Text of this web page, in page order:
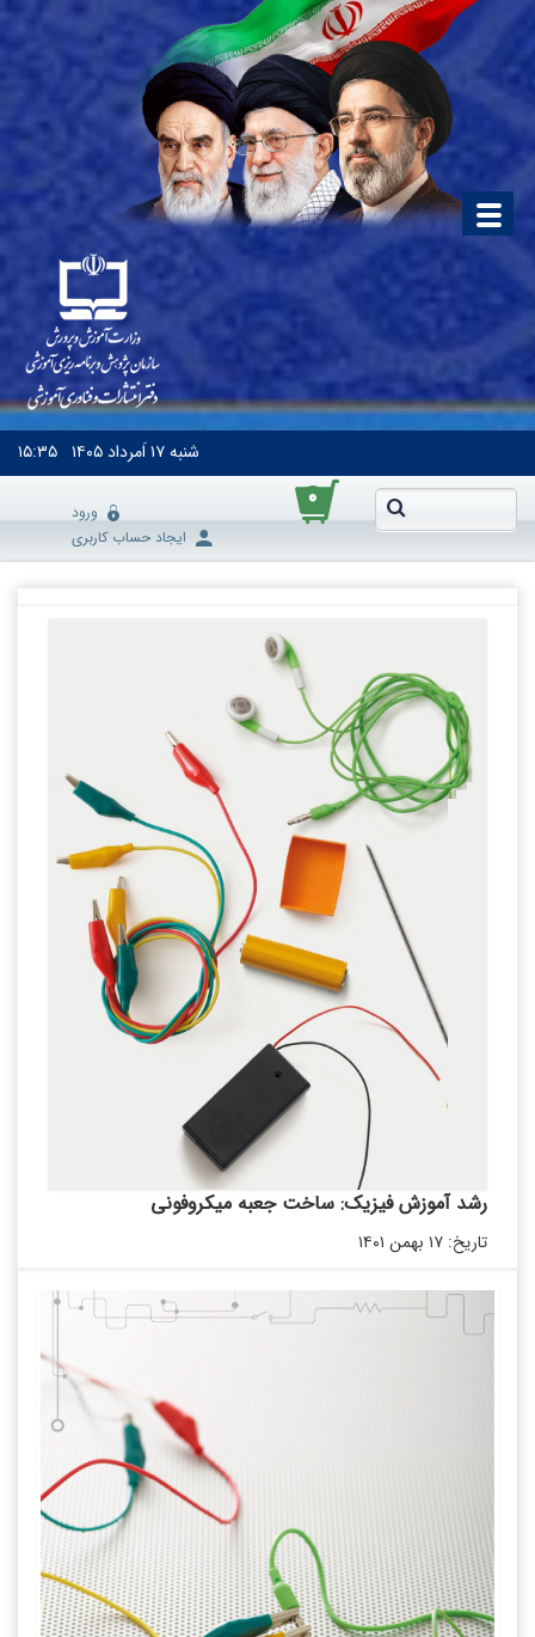
شنبه۱۷ اَمرداد ۱۴۰۵ ۱۵:۳۵
۰
ورود
ایجاد حساب کاربری
رشد آموزش فیزیک: ساخت جعبه میکروفونی
تاریخ: ۱۷ بهمن ۱۴۰۱